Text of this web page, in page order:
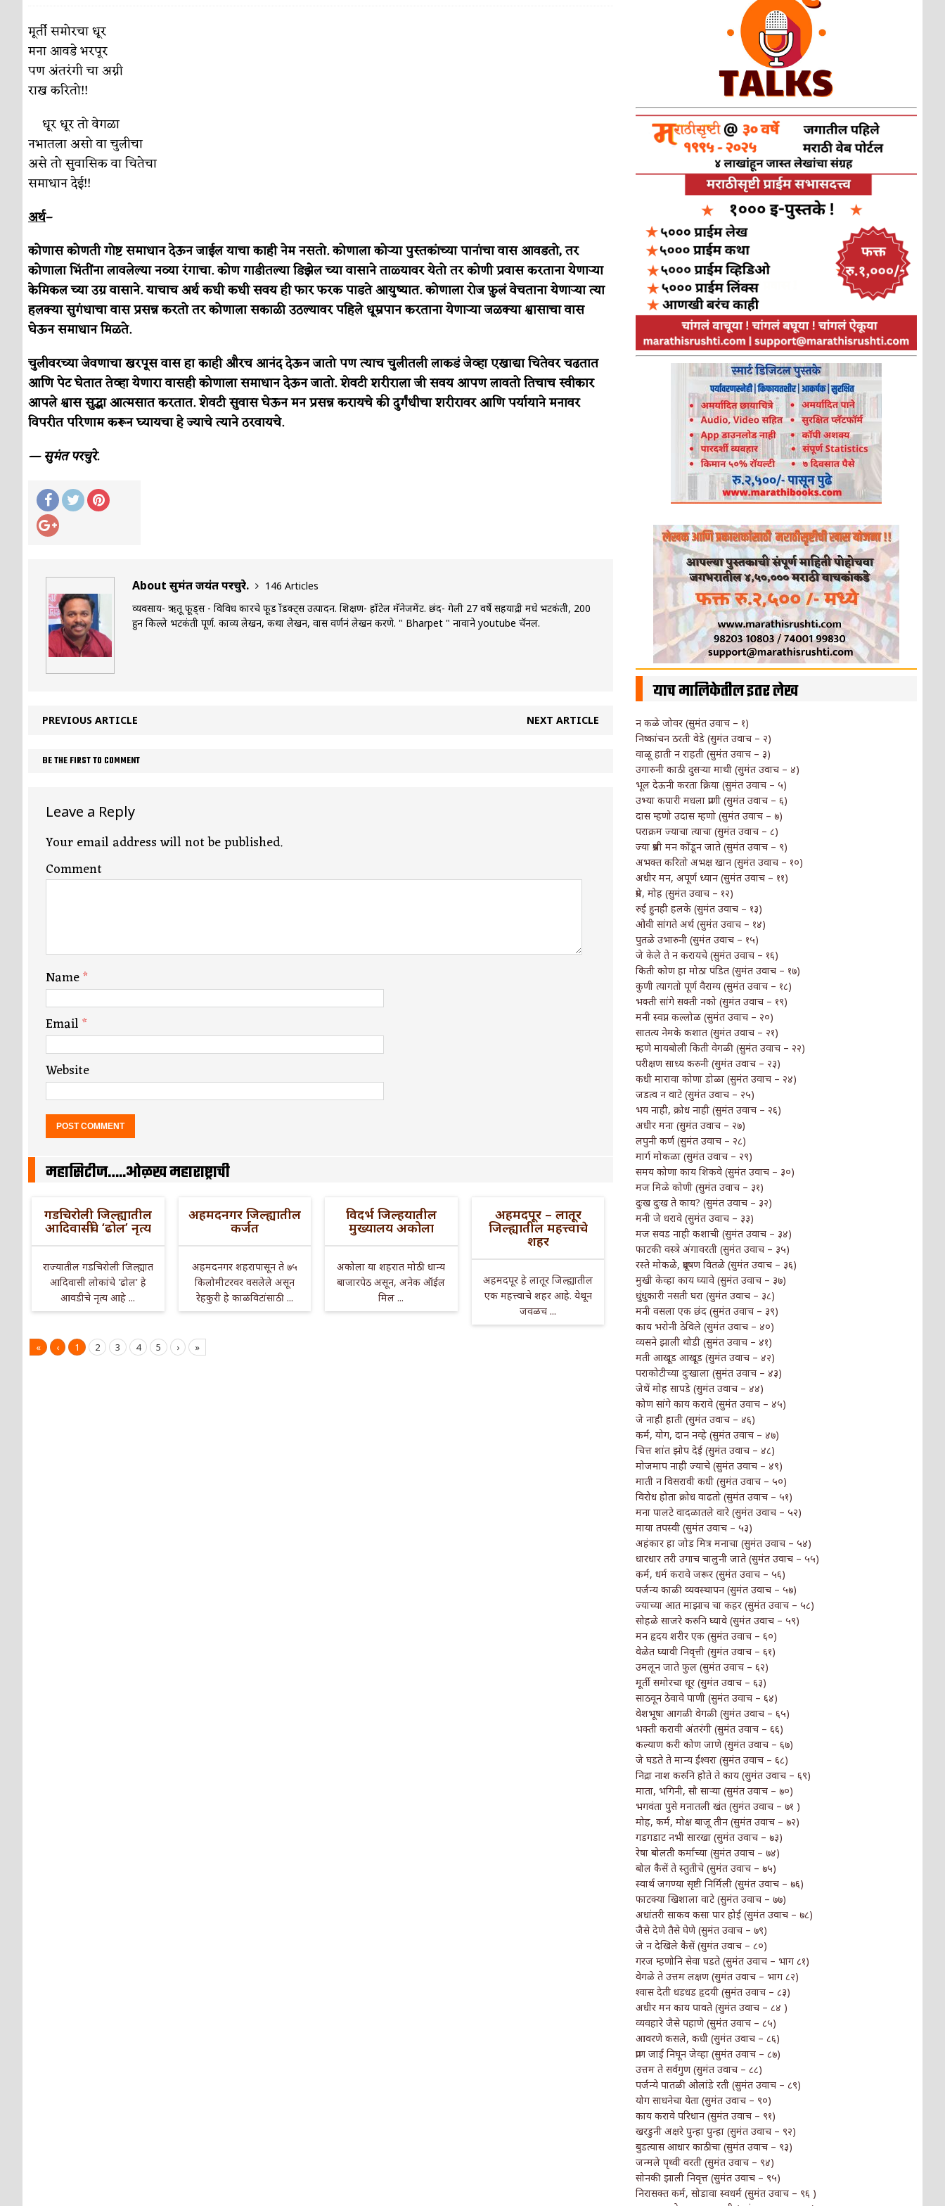
कसं हुईन तं हू माय…
काळजाचे प्रेत
डेंग्यू: ताप उतरला म्हणजे धोका टळला असे नाही! आरोग्य
४ जुलै – इतिहासात घडलेल्या महत्त्वाच्या घटना दिनविशेष
सुवर्ण – झळाळी अर्थ-वाणिज्य
अष्टपैलू : खंडू रांगणेकर क्रिकेट
अपूर्ण कथा कथा
मूर्ती समोरचा धूर
मना आवडे भरपूर
पण अंतरंगी चा अग्नी
राख करितो!!
धूर धूर तो वेगळा
नभातला असो वा चुलीचा
असे तो सुवासिक वा चितेचा
समाधान देई!!
अर्थ–
कोणास कोणती गोष्ट समाधान देऊन जाईल याचा काही नेम नसतो. कोणाला कोऱ्या पुस्तकांच्या पानांचा वास आवडतो, तर
कोणाला भिंतींना लावलेल्या नव्या रंगाचा. कोण गाडीतल्या डिझेल च्या वासाने ताळ्यावर येतो तर कोणी प्रवास करताना येणाऱ्या
केमिकल च्या उग्र वासाने. याचाच अर्थ कधी कधी सवय ही फार फरक पाडते आयुष्यात. कोणाला रोज फ़ुलं वेचताना येणाऱ्या त्या
हलक्या सुगंधाचा वास प्रसन्न करतो तर कोणाला सकाळी उठल्यावर पहिले धूम्रपान करताना येणाऱ्या जळक्या श्वासाचा वास
घेऊन समाधान मिळते.
चुलीवरच्या जेवणाचा खरपूस वास हा काही औरच आनंद देऊन जातो पण त्याच चुलीतली लाकडं जेव्हा एखाद्या चितेवर चढतात
आणि पेट घेतात तेव्हा येणारा वासही कोणाला समाधान देऊन जातो. शेवटी शरीराला जी सवय आपण लावतो तिचाच स्वीकार
आपले श्वास सुद्धा आत्मसात करतात. शेवटी सुवास घेऊन मन प्रसन्न करायचे की दुर्गंधीचा शरीरावर आणि पर्यायाने मनावर
विपरीत परिणाम करून घ्यायचा हे ज्याचे त्याने ठरवायचे.
— सुमंत परचुरे.
About सुमंत जयंत परचुरे.
146 Articles
व्यवसाय- ऋतू फूड्स - विविध प्रकारचे फूड प्रॉडक्ट्स उत्पादन. शिक्षण- हॉटेल मॅनेजमेंट. छंद- गेली 27 वर्षे सहयाद्री मधे भटकंती, 200
हुन किल्ले भटकंती पूर्ण. काव्य लेखन, कथा लेखन, प्रवास वर्णनं लेखन करणे. " Bharpet " नावाने youtube चॅनल.
PREVIOUS ARTICLE NEXT ARTICLE
BE THE FIRST TO COMMENT
Leave a Reply
Your email address will not be published.
Comment
Name*
Email*
Website
महासिटीज…..ओळख महाराष्ट्राची
गडचिरोली जिल्ह्यातील
आदिवासींचे ‘ढोल’ नृत्य
राज्यातील गडचिरोली जिल्ह्यात
आदिवासी लोकांचे 'ढोल' हे
आवडीचे नृत्य आहे ...
अहमदनगर जिल्ह्यातील
कर्जत
अहमदनगर शहरापासून ते ७५
किलोमीटरवर वसलेले असून
रेहकुरी हे काळविटांसाठी ...
विदर्भ जिल्हयातील
मुख्यालय अकोला
अकोला या शहरात मोठी धान्य
बाजारपेठ असून, अनेक ऑईल
मिल ...
अहमदपूर – लातूर
जिल्ह्यातील महत्त्वाचे
शहर
अहमदपूर हे लातूर जिल्ह्यातील
एक महत्त्वाचे शहर आहे. येथून
जवळच ...
« ‹ 1 2 3 4 5 › »
याच मालिकेतील इतर लेख
न कळे जोवर (सुमंत उवाच – १)
निष्कांचन ठरती वेडे (सुमंत उवाच – २)
वाळू हाती न राहती (सुमंत उवाच – ३)
उगारुनी काठी दुसऱ्या माथी (सुमंत उवाच – ४)
भूल देऊनी करता क्रिया (सुमंत उवाच – ५)
उभ्या कपारी मधला प्राणी (सुमंत उवाच – ६)
दास म्हणो उदास म्हणो (सुमंत उवाच – ७)
पराक्रम ज्याचा त्याचा (सुमंत उवाच – ८)
ज्या प्रश्नी मन कोंडून जाते (सुमंत उवाच – ९)
अभक्त करितो अभक्ष खान (सुमंत उवाच – १०)
अधीर मन, अपूर्ण ध्यान (सुमंत उवाच – ११)
प्रेम, मोह (सुमंत उवाच – १२)
रुई हुनही हलके (सुमंत उवाच – १३)
ओवी सांगते अर्थ (सुमंत उवाच – १४)
पुतळे उभारुनी (सुमंत उवाच – १५)
जे केले ते न करायचे (सुमंत उवाच – १६)
किती कोण हा मोठा पंडित (सुमंत उवाच – १७)
कुणी त्यागतो पूर्ण वैराग्य (सुमंत उवाच – १८)
भक्ती सांगे सक्ती नको (सुमंत उवाच – १९)
मनी स्वप्न कल्लोळ (सुमंत उवाच – २०)
सातत्य नेमके कशात (सुमंत उवाच – २१)
म्हणे मायबोली किती वेगळी (सुमंत उवाच – २२)
परीक्षण साध्य करुनी (सुमंत उवाच – २३)
कधी मारावा कोणा डोळा (सुमंत उवाच – २४)
जडत्व न वाटे (सुमंत उवाच – २५)
भय नाही, क्रोध नाही (सुमंत उवाच – २६)
अधीर मना (सुमंत उवाच – २७)
लपुनी कर्ण (सुमंत उवाच – २८)
मार्ग मोकळा (सुमंत उवाच – २९)
समय कोणा काय शिकवे (सुमंत उवाच – ३०)
मज मिळे कोणी (सुमंत उवाच – ३१)
दुःख दुःख ते काय? (सुमंत उवाच – ३२)
मनी जे धरावे (सुमंत उवाच – ३३)
मज सवड नाही कशाची (सुमंत उवाच – ३४)
फाटकी वस्त्रे अंगावरती (सुमंत उवाच – ३५)
रस्ते मोकळे, प्रदूषण वितळे (सुमंत उवाच – ३६)
मुखी केव्हा काय घ्यावे (सुमंत उवाच – ३७)
धुंधुकारी नसती घरा (सुमंत उवाच – ३८)
मनी वसला एक छंद (सुमंत उवाच – ३९)
काय भरोनी ठेविले (सुमंत उवाच – ४०)
व्यसने झाली थोडी (सुमंत उवाच – ४१)
मती आखूड आखूड (सुमंत उवाच – ४२)
पराकोटीच्या दुःखाला (सुमंत उवाच – ४३)
जेथें मोह सापडे (सुमंत उवाच – ४४)
कोण सांगे काय करावे (सुमंत उवाच – ४५)
जे नाही हाती (सुमंत उवाच – ४६)
कर्म, योग, दान नव्हे (सुमंत उवाच – ४७)
चित्त शांत झोप देई (सुमंत उवाच – ४८)
मोजमाप नाही ज्याचे (सुमंत उवाच – ४९)
माती न विसरावी कधी (सुमंत उवाच – ५०)
विरोध होता क्रोध वाढतो (सुमंत उवाच – ५१)
मना पालटे वादळातले वारे (सुमंत उवाच – ५२)
माया तपस्वी (सुमंत उवाच – ५३)
अहंकार हा जोड मित्र मनाचा (सुमंत उवाच – ५४)
धारधार तरी उगाच चालुनी जाते (सुमंत उवाच – ५५)
कर्म, धर्म करावे जरूर (सुमंत उवाच – ५६)
पर्जन्य काळी व्यवस्थापन (सुमंत उवाच – ५७)
ज्याच्या आत माझाच चा कहर (सुमंत उवाच – ५८)
सोहळे साजरे करुनि घ्यावे (सुमंत उवाच – ५९)
मन हृदय शरीर एक (सुमंत उवाच – ६०)
वेळेत घ्यावी निवृत्ती (सुमंत उवाच – ६१)
उमलून जाते फुल (सुमंत उवाच – ६२)
मूर्ती समोरचा धूर (सुमंत उवाच – ६३)
साठवून ठेवावे पाणी (सुमंत उवाच – ६४)
वेशभूषा आगळी वेगळी (सुमंत उवाच – ६५)
भक्ती करावी अंतरंगी (सुमंत उवाच – ६६)
कल्याण करी कोण जाणे (सुमंत उवाच – ६७)
जे घडते ते मान्य ईश्वरा (सुमंत उवाच – ६८)
निद्रा नाश करुनि होते ते काय (सुमंत उवाच – ६९)
माता, भगिनी, सौ साऱ्या (सुमंत उवाच – ७०)
भगवंता पुसे मनातली खंत (सुमंत उवाच – ७१ )
मोह, कर्म, मोक्ष बाजू तीन (सुमंत उवाच – ७२)
गडगडाट नभी सारखा (सुमंत उवाच – ७३)
रेषा बोलती कर्माच्या (सुमंत उवाच – ७४)
बोल कैसें ते स्तुतीचे (सुमंत उवाच – ७५)
स्वार्थ जगण्या सृष्टी निर्मिली (सुमंत उवाच – ७६)
फाटक्या खिशाला वाटे (सुमंत उवाच – ७७)
अधांतरी साकव कसा पार होई (सुमंत उवाच – ७८)
जैसे देणे तैसे घेणे (सुमंत उवाच – ७९)
जे न देखिले कैसें (सुमंत उवाच – ८०)
गरज म्हणोनि सेवा घडते (सुमंत उवाच – भाग ८१)
वेगळे ते उत्तम लक्षण (सुमंत उवाच – भाग ८२)
श्वास देती धडधड हृदयी (सुमंत उवाच – ८३)
अधीर मन काय पावते (सुमंत उवाच – ८४ )
व्यवहारे जैसे पहाणे (सुमंत उवाच – ८५)
आवरणे कसले, कधी (सुमंत उवाच – ८६)
प्राण जाई निघून जेव्हा (सुमंत उवाच – ८७)
उत्तम ते सर्वगुण (सुमंत उवाच – ८८)
पर्जन्ये पातळी ओलांडे रती (सुमंत उवाच – ८९)
योग साधनेचा येता (सुमंत उवाच – ९०)
काय करावे परिधान (सुमंत उवाच – ९१)
खरडुनी अक्षरे पुन्हा पुन्हा (सुमंत उवाच – ९२)
बुडत्यास आधार काठीचा (सुमंत उवाच – ९३)
जन्मले पृथ्वी वरती (सुमंत उवाच – ९४)
सोनकी झाली निवृत्त (सुमंत उवाच – ९५)
निरासक्त कर्म, सोडावा स्वधर्म (सुमंत उवाच – ९६ )